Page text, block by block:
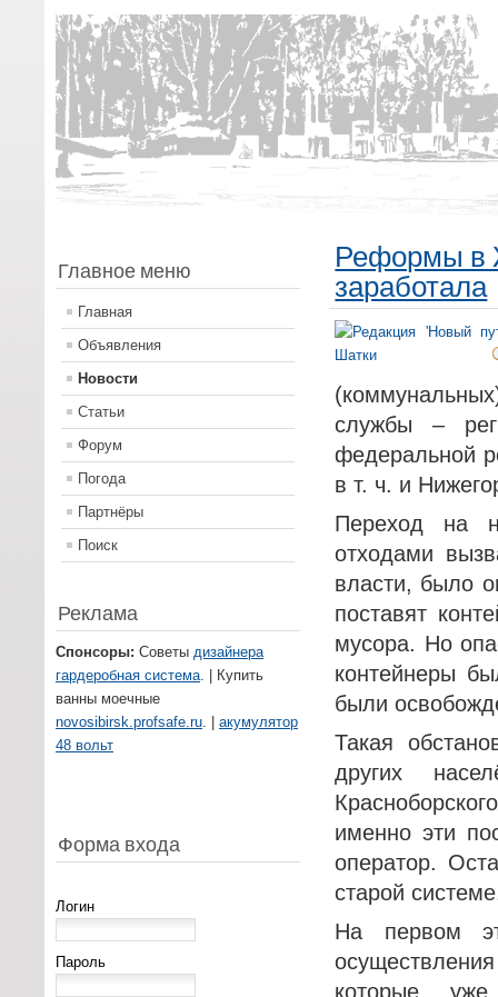
Главное меню
Главная
Объявления
Новости
Статьи
Форум
Погода
Партнёры
Поиск
Реклама
Спонсоры: Советы дизайнера
гардеробная система . | Купить
ванны моечные
novosibirsk.profsafe.ru
акумулятор
48 вольт
Форма входа
Логин
Пароль
Реформы в
заработала
службы –
федеральной
в т. ч. и
Переход на
отходами
власти, было
поставят
мусора. Но
контейнеры
были
Такая
других
именно эти
оператор.
старой
На первом
которые уже